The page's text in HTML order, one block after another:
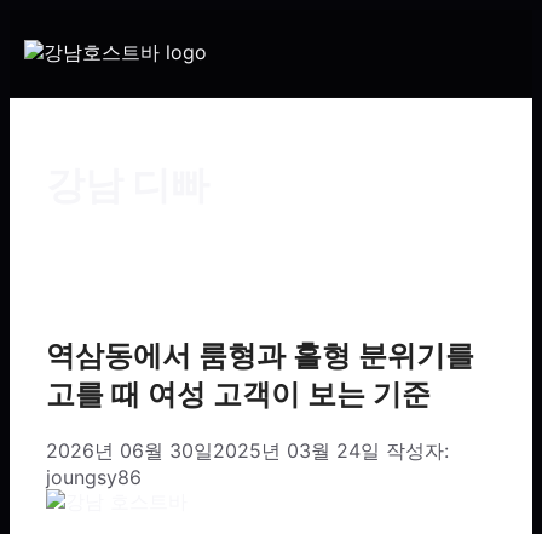
역삼동에서 룸형과 홀형 분위기를
고를 때 여성 고객이 보는 기준
2026년 06월 30일2025년 03월 24일 작성자:
joungsy86